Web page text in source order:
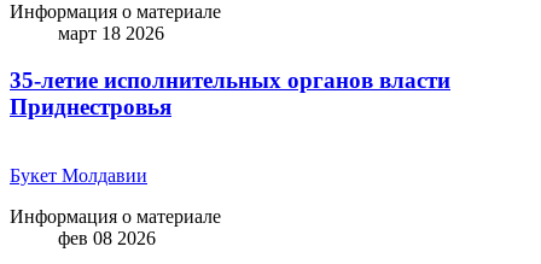
Информация о материале
март 18 2026
35-летие исполнительных органов власти
Приднестровья
Букет Молдавии
Информация о материале
фев 08 2026